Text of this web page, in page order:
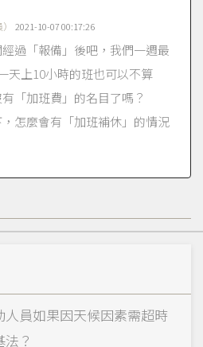
2021-10-07 00:17:26
過「報備」後吧，我們一週最
天上10小時的班也可以不算
有「加班費」的名目了嗎？
怎麼會有「加班補休」的情況
員如果因天候因素需超時
？